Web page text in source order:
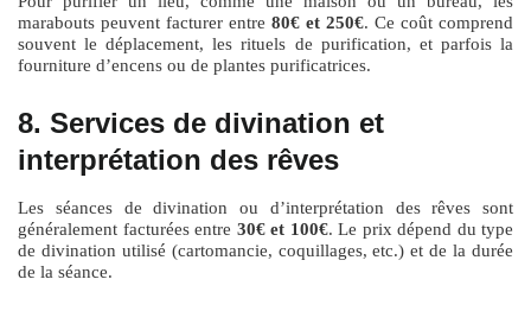
marabouts peuvent facturer entre 80€ et 250€. Ce coût comprend
souvent le déplacement, les rituels de purification, et parfois la
fourniture d’encens ou de plantes purificatrices.
8. Services de divination et
interprétation des rêves
Les séances de divination ou d’interprétation des rêves sont
généralement facturées entre 30€ et 100€. Le prix dépend du type
de divination utilisé (cartomancie, coquillages, etc.) et de la durée
de la séance.